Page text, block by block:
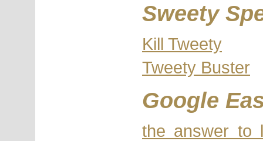
Sweety
Kill Tweety
Tweety Buster
Google
the answer to